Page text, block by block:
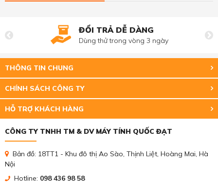
ĐỔI TRẢ DỄ DÀNG
Dùng thử trong vòng 3 ngày
THÔNG TIN CHUNG
CHÍNH SÁCH CÔNG TY
HỖ TRỢ KHÁCH HÀNG
CÔNG TY TNHH TM & DV MÁY TÍNH QUỐC ĐẠT
Bản đồ: 18TT1 - Khu đô thị Ao Sào, Thịnh Liệt, Hoàng Mai, Hà
Nội
Hotline: 098 436 98 58